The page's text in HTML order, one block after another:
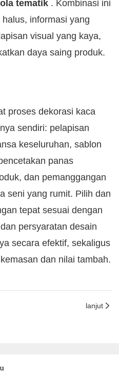
tematik . Kombinasi ini
informasi yang
visual yang kaya,
daya saing produk.
proses dekorasi kaca
sendiri: pelapisan
keseluruhan, sablon
panas
dan pemanggangan
seni yang rumit. Pilih dan
tepat sesuai dengan
persyaratan desain
secara efektif, sekaligus
dan nilai tambah.
lanjut